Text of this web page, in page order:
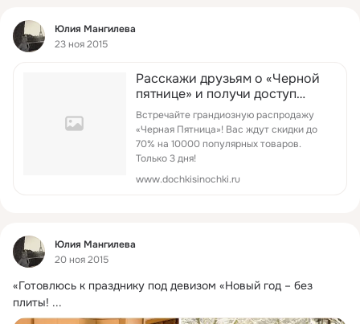
Фид
Юлия Мангилева
23 ноя 2015
Расскажи друзьям о «Черной
пятнице» и получи доступ
раньше других!
Встречайте грандиозную распродажу
«Черная Пятница»! Вас ждут скидки до
70% на 10000 популярных товаров.
Только 3 дня!
www.dochkisinochki.ru
Фид
Юлия Мангилева
20 ноя 2015
«Готовлюсь к празднику под девизом «Новый год – без
плиты! ...